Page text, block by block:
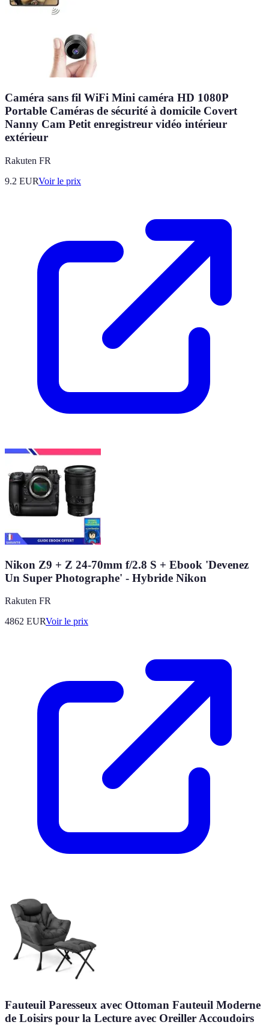
Caméra sans fil WiFi Mini caméra HD 1080P
Portable Caméras de sécurité à domicile Covert
Nanny Cam Petit enregistreur vidéo intérieur
extérieur
Rakuten FR
9.2 EURVoir le prix
Nikon Z9 + Z 24-70mm f/2.8 S + Ebook 'Devenez
Un Super Photographe' - Hybride Nikon
Rakuten FR
4862 EURVoir le prix
Fauteuil Paresseux avec Ottoman Fauteuil Moderne
de Loisirs pour la Lecture avec Oreiller Accoudoirs